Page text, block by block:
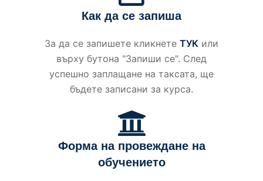
Как да се запиша
За да се запишете кликнете ТУК или
върху бутона "Запиши се". След
успешно заплащане на таксата, ще
бъдете записани за курса.
Форма на провеждане на
обучението